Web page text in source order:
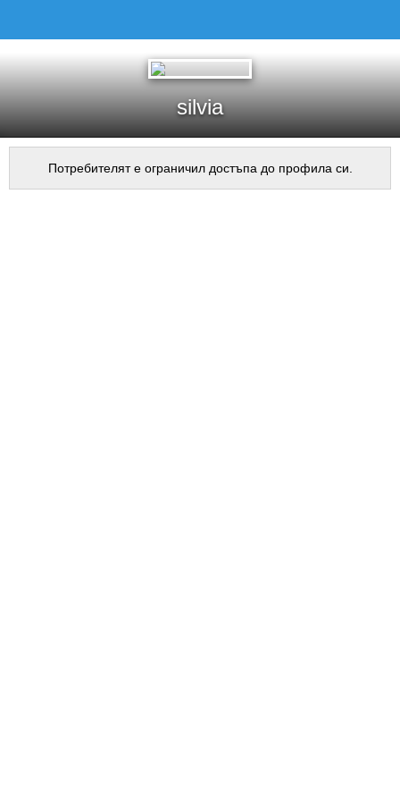
silvia
Потребителят е ограничил достъпа до профила си.